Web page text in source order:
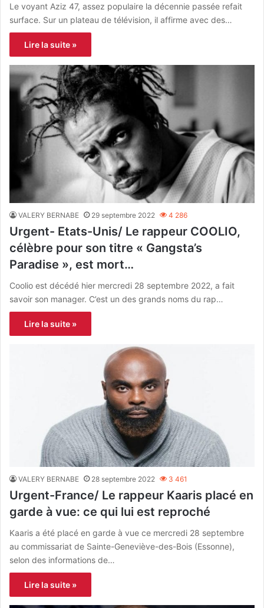
Le voyant Aziz 47, assez populaire la décennie passée refait
surface. Sur un plateau de télévision, il affirme avec des…
Lire la suite »
VALERY BERNABE 29 septembre 2022 4 286
Urgent- Etats-Unis/ Le rappeur COOLIO,
célèbre pour son titre « Gangsta’s
Paradise », est mort…
Coolio est décédé hier mercredi 28 septembre 2022, a fait
savoir son manager. C’est un des grands noms du rap…
Lire la suite »
VALERY BERNABE 28 septembre 2022 3 461
Urgent-France/ Le rappeur Kaaris placé en
garde à vue: ce qui lui est reproché
Kaaris a été placé en garde à vue ce mercredi 28 septembre
au commissariat de Sainte-Geneviève-des-Bois (Essonne),
selon des informations de…
Lire la suite »